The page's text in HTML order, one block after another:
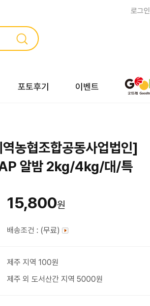
로그인
포토후기 이벤트
농협조합공동사업법인]
알밤 2kg/4kg/대/특
15,800원
배송조건 : (무료)
제주 지역 100원
제주 외 도서산간 지역 5000원